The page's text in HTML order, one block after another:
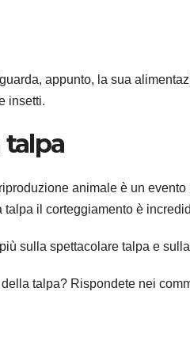
appunto, la sua
insetti.
animale è un
il corteggiamento è
sulla spettacolare talpa e
talpa? Rispondete nei